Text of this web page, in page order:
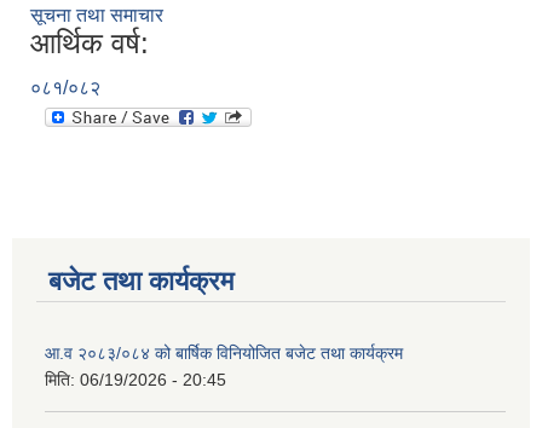
सूचना तथा समाचार
आर्थिक वर्ष:
०८१/०८२
बजेट तथा कार्यक्रम
आ.व २०८३/०८४ को बार्षिक विनियोजित बजेट तथा कार्यक्रम
मिति: 06/19/2026 - 20:45